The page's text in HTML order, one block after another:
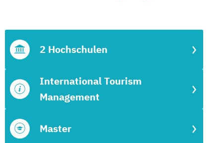
Master
International Tourism
Management
2 Hochschulen